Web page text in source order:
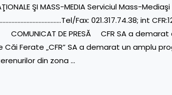
ŞI MASS-MEDIA Serviciul Mass-Mediaşi
Fax: 021.317.74.38; int
DE PRESĂ CFR SA a demarat
Ferate „CFR” SA a demarat un amplu
din zona …